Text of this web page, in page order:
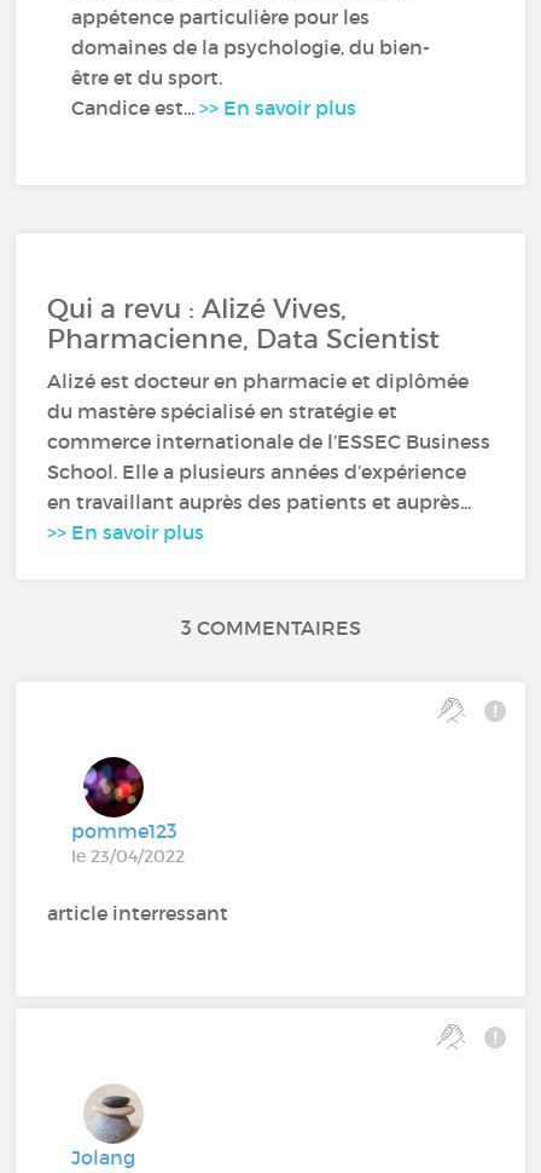
appétence particulière pour les
domaines de la psychologie, du bien-
être et du sport.
Candice est...>> En savoir plus
Qui a revu : Alizé Vives,
Pharmacienne, Data Scientist
Alizé est docteur en pharmacie et diplômée
du mastère spécialisé en stratégie et
commerce internationale de l’ESSEC Business
School. Elle a plusieurs années d’expérience
en travaillant auprès des patients et auprès...
>> En savoir plus
3 COMMENTAIRES
pomme123
le 23/04/2022
article interressant
Jolang